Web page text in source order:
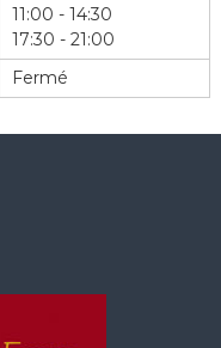
11:00 - 14:30
17:30 - 21:00
Fermé